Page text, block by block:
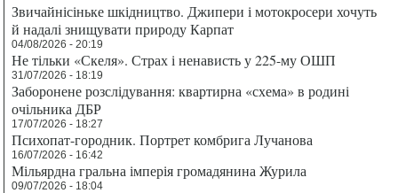
Звичайнісіньке шкідництво. Джипери і мотокросери хочуть
й надалі знищувати природу Карпат
04/08/2026 - 20:19
Не тільки «Скеля». Страх і ненависть у 225-му ОШП
31/07/2026 - 18:19
Заборонене розслідування: квартирна «схема» в родині
очільника ДБР
17/07/2026 - 18:27
Психопат-городник. Портрет комбрига Лучанова
16/07/2026 - 16:42
Мільярдна гральна імперія громадянина Журила
09/07/2026 - 18:04